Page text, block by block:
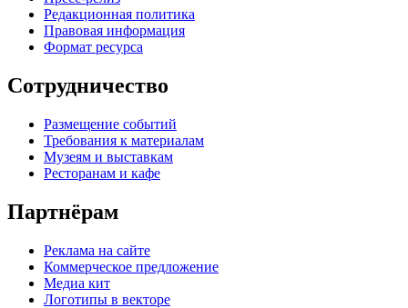
Редакционная политика
Правовая информация
Формат ресурса
Сотрудничество
Размещение событий
Требования к материалам
Музеям и выставкам
Ресторанам и кафе
Партнёрам
Реклама на сайте
Коммерческое предложение
Медиа кит
Логотипы в векторе